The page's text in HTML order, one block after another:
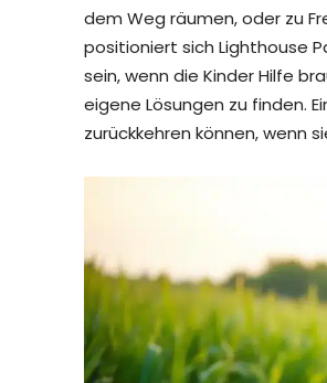
dem Weg räumen, oder zu
positioniert sich Lighthouse
sein, wenn die Kinder Hilfe
eigene Lösungen zu finden.
zurückkehren können, wenn